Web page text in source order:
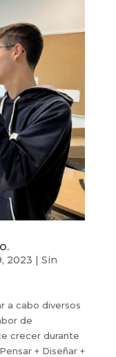
2023 | Sin
a cabo diversos
de
crecer durante
+ Diseñar +